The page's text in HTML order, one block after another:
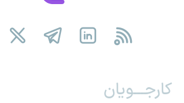
کارجـــویان